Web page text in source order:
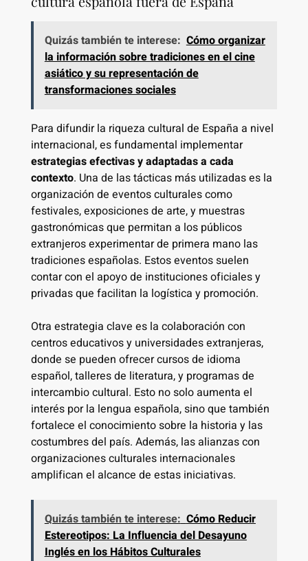
Quizás también te interese: Cómo organizar
la información sobre tradiciones en el cine
asiático y su representación de
transformaciones sociales
Para difundir la riqueza cultural de España a nivel
internacional, es fundamental implementar
estrategias efectivas y adaptadas a cada
contexto. Una de las tácticas más utilizadas es la
organización de eventos culturales como
festivales, exposiciones de arte, y muestras
gastronómicas que permitan a los públicos
extranjeros experimentar de primera mano las
tradiciones españolas. Estos eventos suelen
contar con el apoyo de instituciones oficiales y
privadas que facilitan la logística y promoción.
Otra estrategia clave es la colaboración con
centros educativos y universidades extranjeras,
donde se pueden ofrecer cursos de idioma
español, talleres de literatura, y programas de
intercambio cultural. Esto no solo aumenta el
interés por la lengua española, sino que también
fortalece el conocimiento sobre la historia y las
costumbres del país. Además, las alianzas con
organizaciones culturales internacionales
amplifican el alcance de estas iniciativas.
Quizás también te interese: Cómo Reducir
Estereotipos: La Influencia del Desayuno
Inglés en los Hábitos Culturales